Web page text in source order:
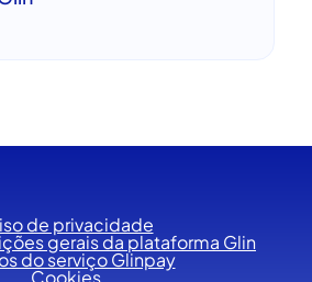
de privacidade
gerais da plataforma Glin
do serviço Glinpay